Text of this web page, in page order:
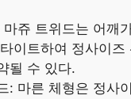
마쥬 트위드는 어깨
이트하여 정사이즈
될 수 있다.
: 마른 체형은 정사